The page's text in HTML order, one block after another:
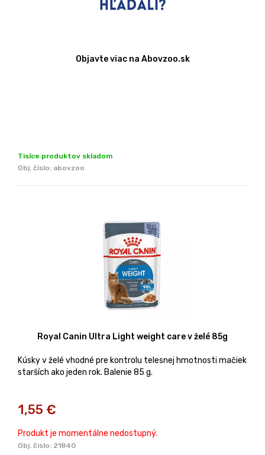
Objavte viac na Abovzoo.sk
Tisíce produktov skladom
Obj. čislo: abovzoo
Royal Canin Ultra Light weight care v želé 85g
Kúsky v želé vhodné pre kontrolu telesnej hmotnosti mačiek
starších ako jeden rok. Balenie 85 g.
1,55 €
Produkt je momentálne nedostupný.
Obj. čislo: 21840